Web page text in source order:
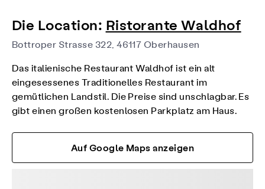
Die Location: Ristorante Waldhof
Bottroper Strasse 322, 46117 Oberhausen
Das italienische Restaurant Waldhof ist ein alt
eingesessenes Traditionelles Restaurant im
gemütlichen Landstil. Die Preise sind unschlagbar. Es
gibt einen großen kostenlosen Parkplatz am Haus.
Auf Google Maps anzeigen